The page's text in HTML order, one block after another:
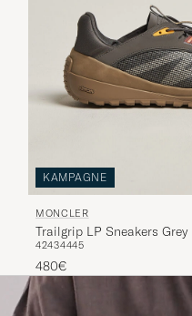
KAMPAGNE
MONCLER
Trailgrip LP Sneakers Grey
42434445
480€